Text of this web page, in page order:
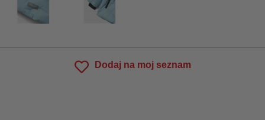
Dodaj na moj seznam